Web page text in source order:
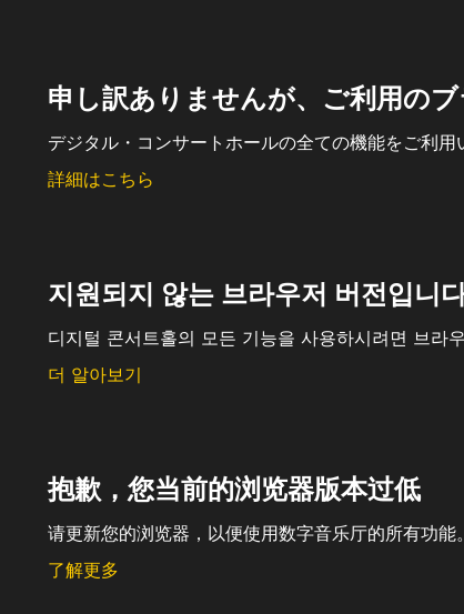
申し訳ありませんが、ご利用の
デジタル・コンサートホールの全ての機能をご利
詳細はこちら
지원되지 않는 브라우저 버전입니
디지털 콘서트홀의 모든 기능을 사용하시려면 브라
더 알아보기
抱歉，您当前的浏览器版本过低
请更新您的浏览器，以便使用数字音乐厅的所有功能。
了解更多